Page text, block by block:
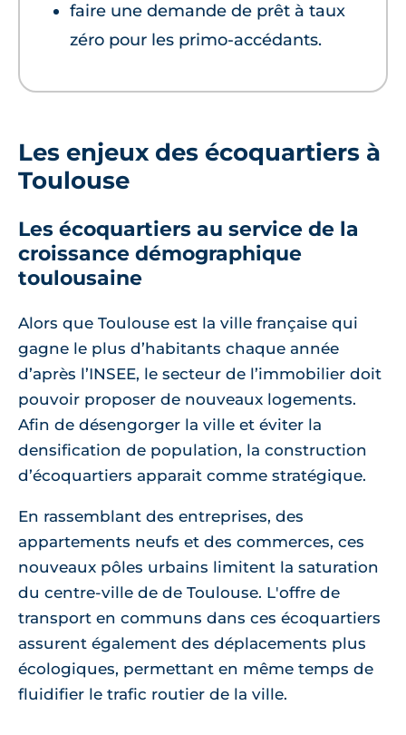
faire une demande de prêt à taux
zéro pour les primo-accédants.
Les enjeux des écoquartiers à
Toulouse
Les écoquartiers au service de la
croissance démographique
toulousaine
Alors que Toulouse est la ville française qui
gagne le plus d’habitants chaque année
d’après l’INSEE, le secteur de l’immobilier doit
pouvoir proposer de nouveaux logements.
Afin de désengorger la ville et éviter la
densification de population, la construction
d’écoquartiers apparait comme stratégique.
En rassemblant des entreprises, des
appartements neufs et des commerces, ces
nouveaux pôles urbains limitent la saturation
du centre-ville de de Toulouse. L'offre de
transport en communs dans ces écoquartiers
assurent également des déplacements plus
écologiques, permettant en même temps de
fluidifier le trafic routier de la ville.